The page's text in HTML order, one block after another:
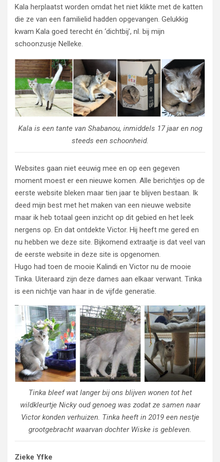
Kala herplaatst worden omdat het niet klikte met de katten
die ze van een familielid hadden opgevangen. Gelukkig
kwam Kala goed terecht én ‘dichtbij’, nl. bij mijn
schoonzusje Nelleke.
Kala is een tante van Shabanou, inmiddels 17 jaar en nog
steeds een schoonheid.
Websites gaan niet eeuwig mee en op een gegeven
moment moest er een nieuwe komen. Alle berichtjes op de
eerste website bleken maar tien jaar te blijven bestaan. Ik
deed mijn best met het maken van een nieuwe website
maar ik heb totaal geen inzicht op dit gebied en het leek
nergens op. En dat ontdekte Victor. Hij heeft me gered en
nu hebben we deze site. Bijkomend extraatje is dat veel van
de eerste website in deze site is opgenomen.
Hugo had toen de mooie Kalindi en Victor nu de mooie
Tinka. Uiteraard zijn deze dames aan elkaar verwant. Tinka
is een nichtje van haar in de vijfde generatie.
Tinka bleef wat langer bij ons blijven wonen tot het
wildkleurtje Nicky oud genoeg was zodat ze samen naar
Victor konden verhuizen. Tinka heeft in 2019 een nestje
grootgebracht waarvan dochter Wiske is gebleven.
Zieke Yfke